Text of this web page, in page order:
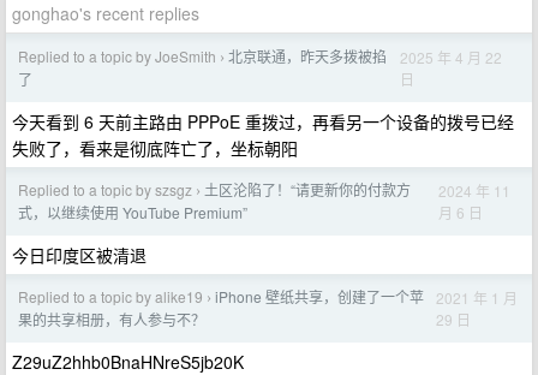
gonghao's recent replies
Replied to a topic by JoeSmith › 北京联通，昨天多拨被掐
了
2025 年 4 月 22
日
今天看到 6 天前主路由 PPPoE 重拨过，再看另一个设备的拨号已经
失败了，看来是彻底阵亡了，坐标朝阳
Replied to a topic by szsgz › 土区沦陷了！“请更新你的付款方
式，以继续使用 YouTube Premium”
2024 年 11
月 6 日
今日印度区被清退
Replied to a topic by alike19 › iPhone 壁纸共享，创建了一个苹
果的共享相册，有人参与不？
2021 年 1 月
29 日
Z29uZ2hhb0BnaHNreS5jb20K